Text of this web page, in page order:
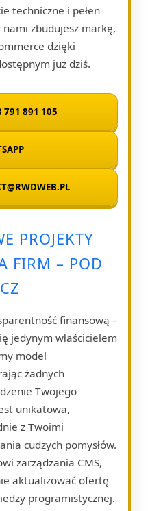
techniczne i pełen
zbudujesz markę,
dzięki
już dziś.
791 891 105
PROJEKTY
FIRM – POD
finansową –
jedynym właścicielem
model
żadnych
Twojego
unikatowa,
z Twoimi
cudzych pomysłów.
zarządzania CMS,
aktualizować ofertę
programistycznej.